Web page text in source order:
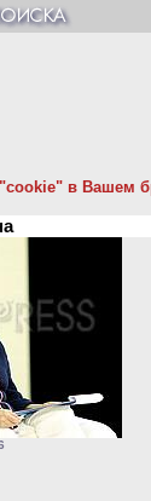
в Вашем